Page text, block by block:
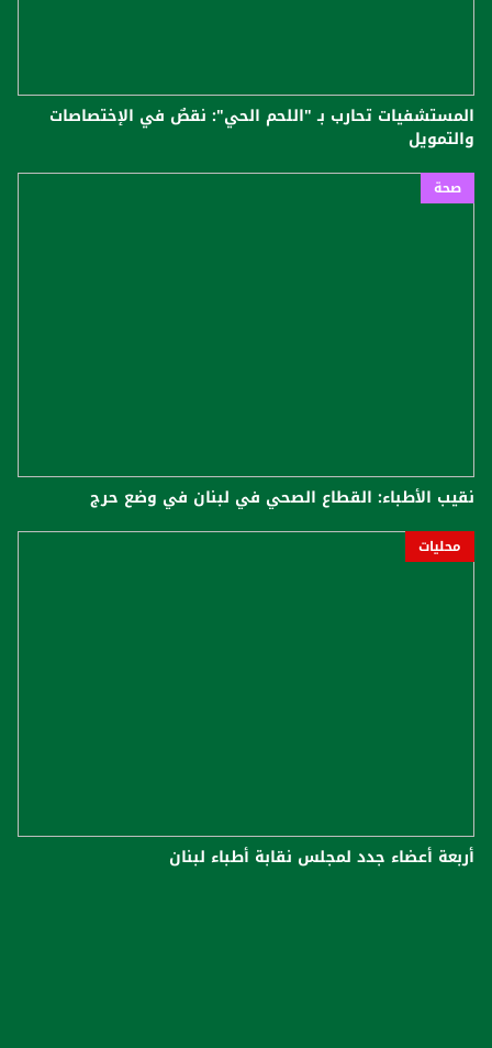
المستشفيات تحارب بـ "اللحم الحي": نقصٌ في الإختصاصات
والتمويل
صحة
نقيب الأطباء: القطاع الصحي في لبنان في وضع حرج
محليات
أربعة أعضاء جدد لمجلس نقابة أطباء لبنان